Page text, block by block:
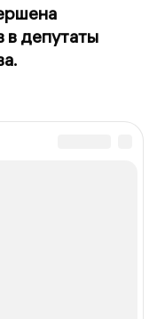
в депутаты